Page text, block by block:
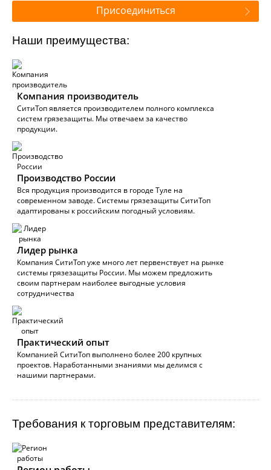
Присоединиться
Наши преимущества:
Компания производитель
СитиТоп является производителем полного комплекса
систем грязезащиты. Мы отвечаем за качество
продукции.
Производство России
Вся продукция производится в городе Туле на
современном заводе. Системы грязезащиты СитиТоп
адаптированы к российским погодный условиям.
Лидер рынка
Компания СитиТоп уже много лет первенствует на рынке
системы грязезащиты России. Мы можем предложить
своим партнерам наиболее выгодные условия
сотрудничества
Практический опыт
Компанией СитиТоп выполнено более 200 крупных
проектов. Наработанными знаниями мы делимся с
нашими партнерами.
Требования к торговым представителям: